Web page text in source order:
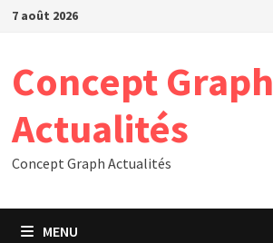
Passer
7 août 2026
Concept Graph
Actualités
Concept Graph Actualités
MENU